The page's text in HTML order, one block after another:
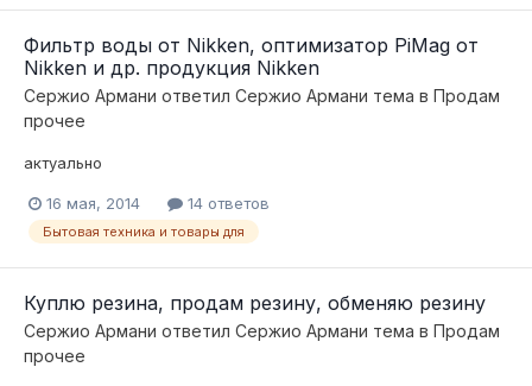
Фильтр воды от Nikken, оптимизатор PiMag от
Nikken и др. продукция Nikken
Сержио Армани ответил Сержио Армани тема в Продам
прочее
актуально
16 мая, 2014 14 ответов
Бытовая техника и товары для
Куплю резина, продам резину, обменяю резину
Сержио Армани ответил Сержио Армани тема в Продам
прочее